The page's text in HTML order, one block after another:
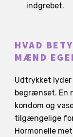
indgrebet.
HVAD
MÆND
Udtrykket
begrænset. En
kondom og
tilgængelige
Hormonelle